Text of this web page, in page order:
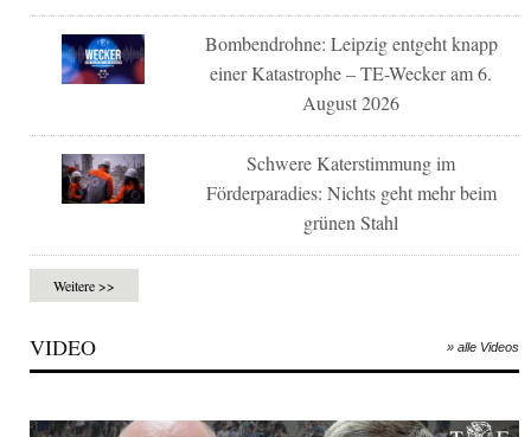
Bombendrohne: Leipzig entgeht knapp
einer Katastrophe – TE-Wecker am 6.
August 2026
Schwere Katerstimmung im
Förderparadies: Nichts geht mehr beim
grünen Stahl
Weitere >>
VIDEO » alle Videos